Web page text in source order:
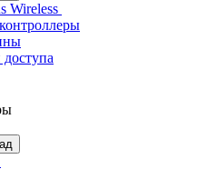
Wireless